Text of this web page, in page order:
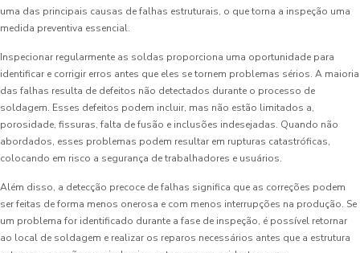
uma das principais causas de falhas estruturais, o que torna a inspeção uma
medida preventiva essencial.
Inspecionar regularmente as soldas proporciona uma oportunidade para
identificar e corrigir erros antes que eles se tornem problemas sérios. A maioria
das falhas resulta de defeitos não detectados durante o processo de
soldagem. Esses defeitos podem incluir, mas não estão limitados a,
porosidade, fissuras, falta de fusão e inclusões indesejadas. Quando não
abordados, esses problemas podem resultar em rupturas catastróficas,
colocando em risco a segurança de trabalhadores e usuários.
Além disso, a detecção precoce de falhas significa que as correções podem
ser feitas de forma menos onerosa e com menos interrupções na produção. Se
um problema for identificado durante a fase de inspeção, é possível retornar
ao local de soldagem e realizar os reparos necessários antes que a estrutura